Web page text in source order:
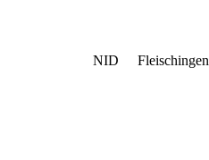
NID Fleischingen